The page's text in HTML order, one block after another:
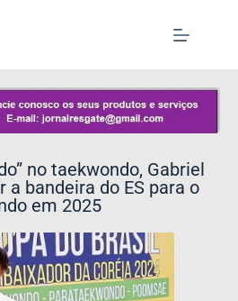
no taekwondo, Gabriel
a bandeira do ES para o
em 2025